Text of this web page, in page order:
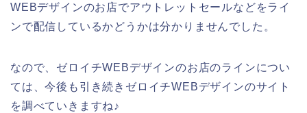
WEBデザインのお店でアウトレットセールなどをライ
ンで配信しているかどうかは分かりませんでした。
なので、ゼロイチWEBデザインのお店のラインについ
ては、今後も引き続きゼロイチWEBデザインのサイト
を調べていきますね♪